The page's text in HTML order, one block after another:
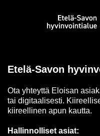
Etusi­vu
Etelä-​Savon
Ota yh­teyt­tä Eloi­san
tai di­gi­taa­li­ses­ti.
kii­reel­li­nen apun kaut­ta.
Hal­lin­nol­li­set asiat: